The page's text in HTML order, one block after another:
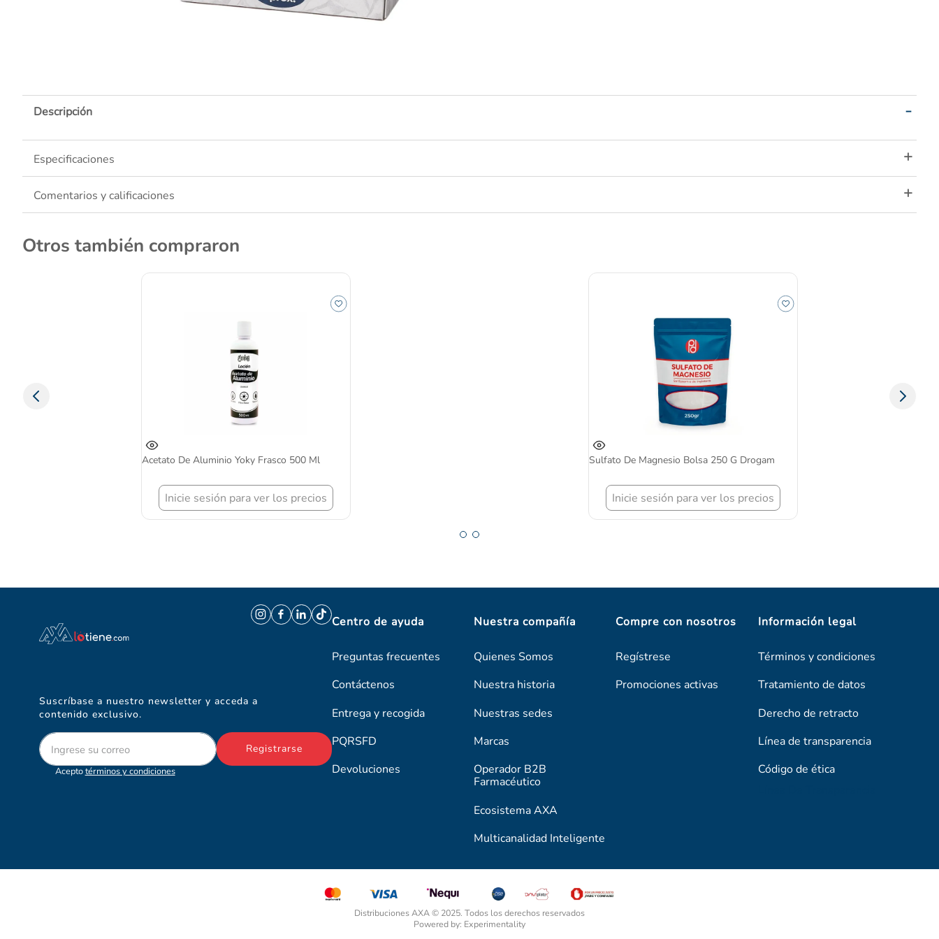
Descripción
Especificaciones
Comentarios y calificaciones
Otros también compraron
Acetato De Aluminio Yoky Frasco 500 Ml
Inicie sesión para ver los precios
Sulfato De Magnesio Bolsa 250 G Drogam
Inicie sesión para ver los precios
Suscríbase a nuestro newsletter y acceda a
contenido exclusivo.
Aceptotérminos y condiciones
Registrarse
Centro de ayuda
Preguntas frecuentes
Contáctenos
Entrega y recogida
PQRSFD
Devoluciones
Nuestra compañía
Quienes Somos
Nuestra historia
Nuestras sedes
Marcas
Operador B2B
Farmacéutico
Ecosistema AXA
Multicanalidad Inteligente
Compre con nosotros
Regístrese
Promociones activas
Información legal
Términos y condiciones
Tratamiento de datos
Derecho de retracto
Línea de transparencia
Código de ética
Distribuciones AXA © 2025. Todos los derechos reservados
Powered by: Experimentality
10. desodorante